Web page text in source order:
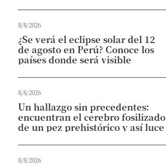
8/8/2026
¿Se verá el eclipse solar del 12
de agosto en Perú? Conoce los
países donde será visible
8/8/2026
Un hallazgo sin precedentes:
encuentran el cerebro fosilizado
de un pez prehistórico y así luce
8/8/2026